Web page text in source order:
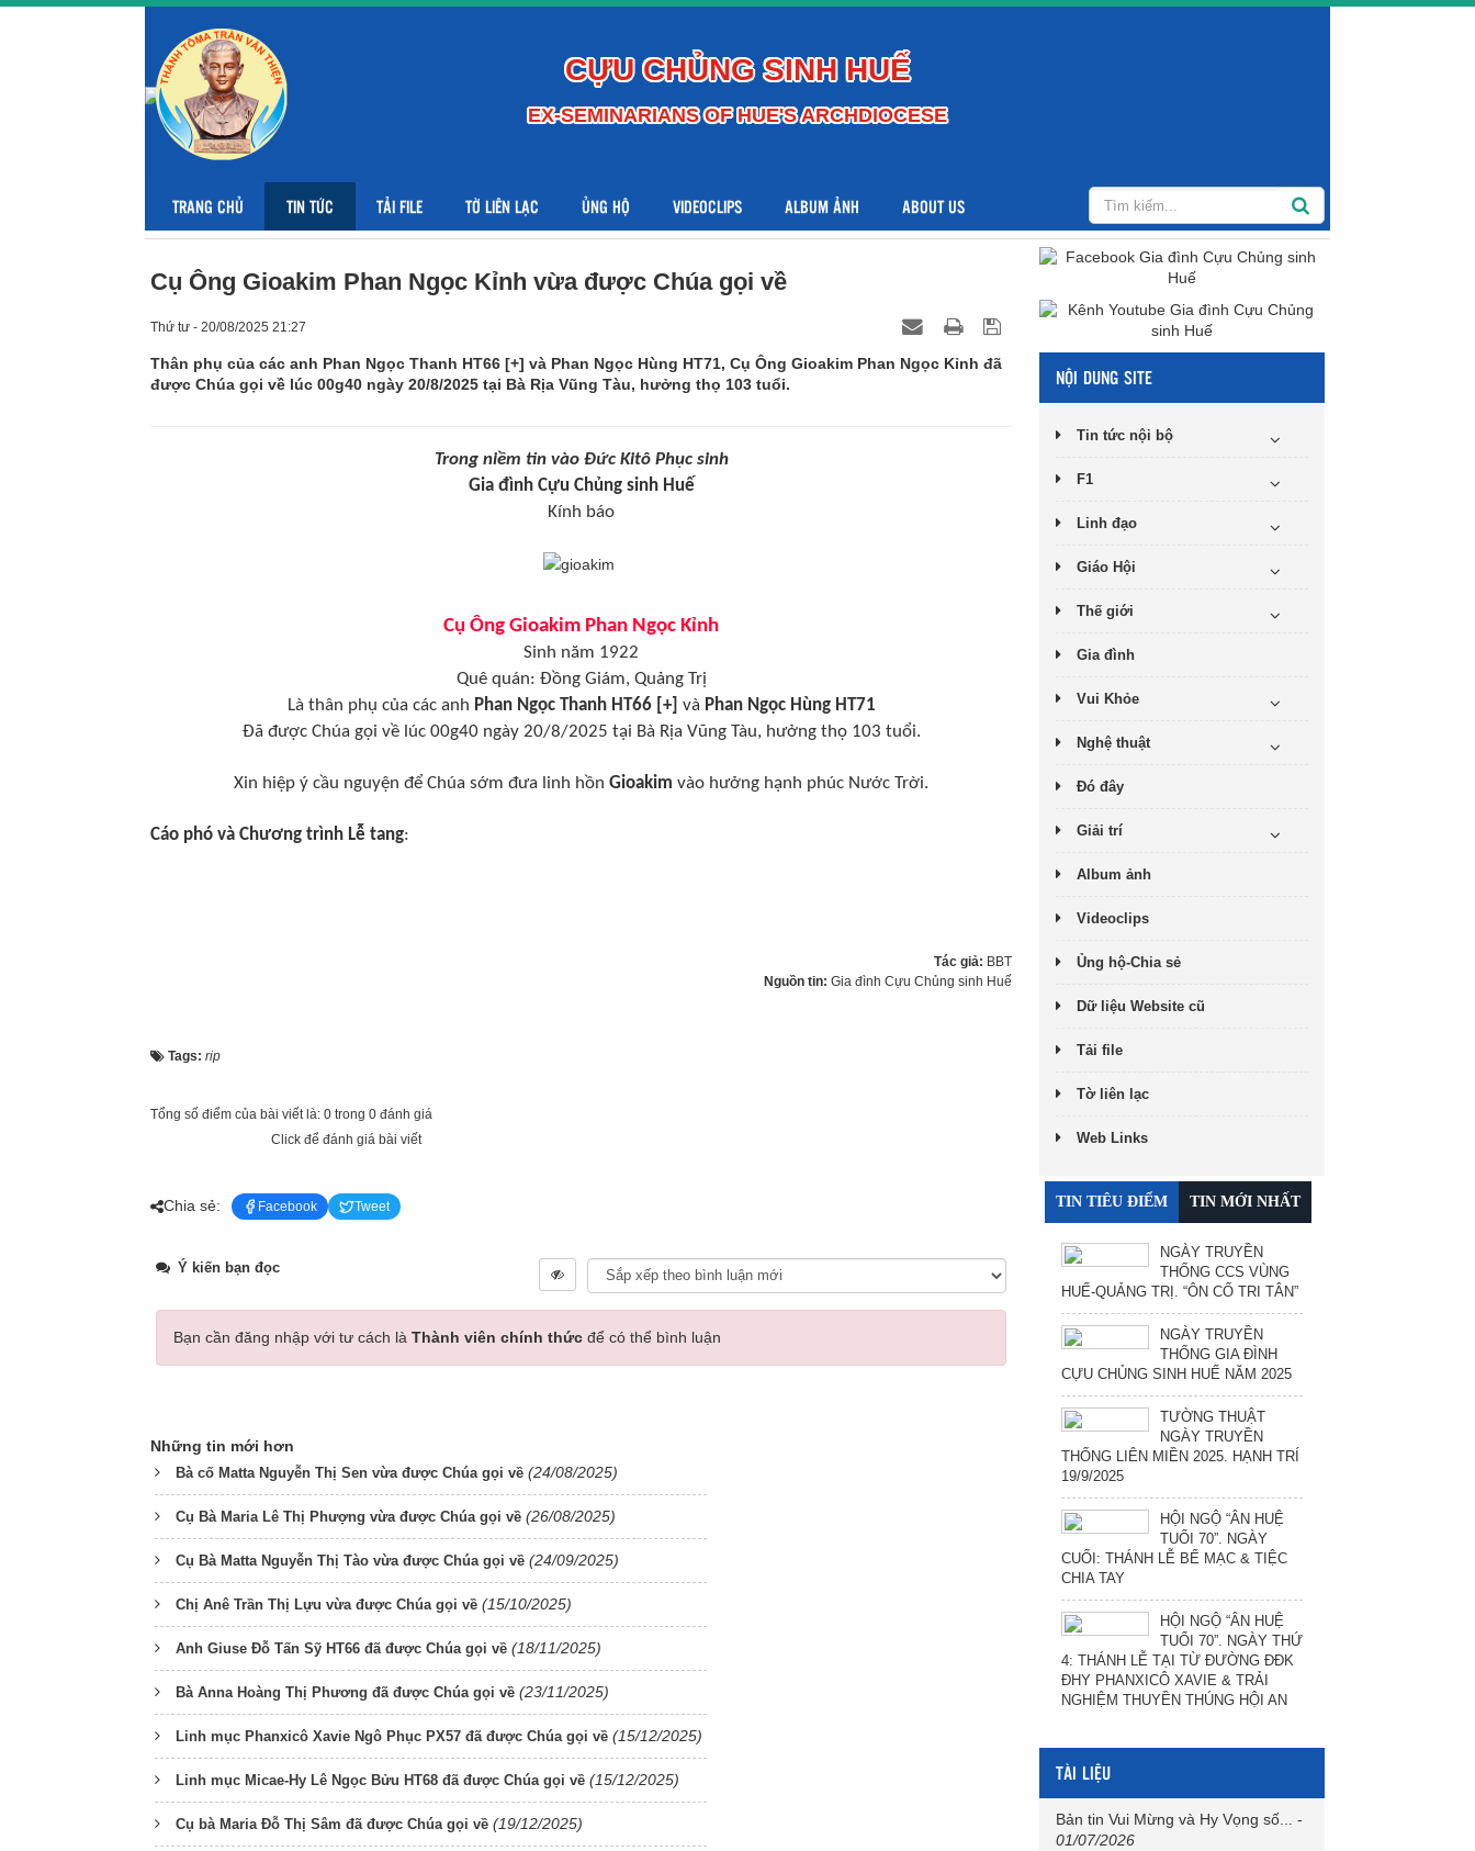
CỰU CHỦNG SINH HUẾ
EX-SEMINARIANS OF HUE'S ARCHDIOCESE
TRANG CHỦ TIN TỨC TẢI FILE TỜ LIÊN LẠC ỦNG HỘ VIDEOCLIPS ALBUM ẢNH ABOUT US
Cụ Ông Gioakim Phan Ngọc Kỉnh vừa được Chúa gọi về
Thứ tư - 20/08/2025 21:27
Thân phụ của các anh Phan Ngọc Thanh HT66 [+] và Phan Ngọc Hùng HT71, Cụ Ông Gioakim Phan Ngọc Kỉnh đã
được Chúa gọi về lúc 00g40 ngày 20/8/2025 tại Bà Rịa Vũng Tàu, hưởng thọ 103 tuổi.
Trong niềm tin vào Đức Kitô Phục sinh
Gia đình Cựu Chủng sinh Huế
Kính báo
Cụ Ông Gioakim Phan Ngọc Kỉnh
Sinh năm 1922
Quê quán: Đồng Giám, Quảng Trị
Là thân phụ của các anh Phan Ngọc Thanh HT66 [+] và Phan Ngọc Hùng HT71
Đã được Chúa gọi về lúc 00g40 ngày 20/8/2025 tại Bà Rịa Vũng Tàu, hưởng thọ 103 tuổi.
Xin hiệp ý cầu nguyện để Chúa sớm đưa linh hồn Gioakim vào hưởng hạnh phúc Nước Trời.
Cáo phó và Chương trình Lễ tang:
Tác giả: BBT
Nguồn tin: Gia đình Cựu Chủng sinh Huế
Tags: rip
Tổng số điểm của bài viết là: 0 trong 0 đánh giá
Click để đánh giá bài viết
Chia sẻ: Facebook Tweet
Ý kiến bạn đọc
Bạn cần đăng nhập với tư cách là Thành viên chính thức để có thể bình luận
Những tin mới hơn
Bà cố Matta Nguyễn Thị Sen vừa được Chúa gọi về (24/08/2025)
Cụ Bà Maria Lê Thị Phượng vừa được Chúa gọi về (26/08/2025)
Cụ Bà Matta Nguyễn Thị Tào vừa được Chúa gọi về (24/09/2025)
Chị Anê Trần Thị Lựu vừa được Chúa gọi về (15/10/2025)
Anh Giuse Đỗ Tấn Sỹ HT66 đã được Chúa gọi về (18/11/2025)
Bà Anna Hoàng Thị Phương đã được Chúa gọi về (23/11/2025)
Linh mục Phanxicô Xavie Ngô Phục PX57 đã được Chúa gọi về (15/12/2025)
Linh mục Micae-Hy Lê Ngọc Bửu HT68 đã được Chúa gọi về (15/12/2025)
Cụ bà Maria Đỗ Thị Sâm đã được Chúa gọi về (19/12/2025)
NỘI DUNG SITE
Tin tức nội bộ
F1
Linh đạo
Giáo Hội
Thế giới
Gia đình
Vui Khỏe
Nghệ thuật
Đó đây
Giải trí
Album ảnh
Videoclips
Ủng hộ-Chia sẻ
Dữ liệu Website cũ
Tải file
Tờ liên lạc
Web Links
TIN TIÊU ĐIỂM TIN MỚI NHẤT
NGÀY TRUYỀN
THỐNG CCS VÙNG
HUẾ-QUẢNG TRỊ. “ÔN CỐ TRI TÂN”
NGÀY TRUYỀN
THỐNG GIA ĐÌNH
CỰU CHỦNG SINH HUẾ NĂM 2025
TƯỜNG THUẬT
NGÀY TRUYỀN
THỐNG LIÊN MIỀN 2025. HẠNH TRÍ
19/9/2025
HỘI NGỘ “ÂN HUỆ
TUỔI 70”. NGÀY
CUỐI: THÁNH LỄ BẾ MẠC & TIỆC
CHIA TAY
HỘI NGỘ “ÂN HUỆ
TUỔI 70”. NGÀY THỨ
4: THÁNH LỄ TẠI TỪ ĐƯỜNG ĐĐK
ĐHY PHANXICÔ XAVIE & TRẢI
NGHIỆM THUYỀN THÚNG HỘI AN
TÀI LIỆU
Bản tin Vui Mừng và Hy Vọng số...
-
01/07/2026